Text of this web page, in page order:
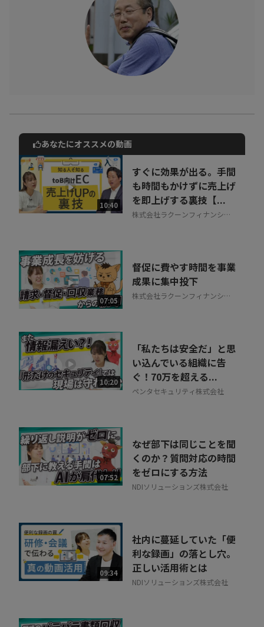
動画でご紹介しているサービスについて
お気軽にご相談・ご質問いただけます！
30秒でお申し込み可能
相談を希望する 無料
あなたにオススメの動画
10:40
すぐに効果が出る。手間
も時間もかけずに売上げ
を即上げする裏技【...
株式会社ラクーンフィナンシャ
07:05
督促に費やす時間を事業
成果に集中投下
株式会社ラクーンフィナンシャ
10:20
「私たちは安全だ」と思
い込んでいる組織に告
ぐ！70万を超える...
ペンタセキュリティ株式会社
07:52
なぜ部下は同じことを聞
くのか？質問対応の時間
をゼロにする方法
NDIソリューションズ株式会社
09:34
社内に蔓延していた「便
利な録画」の落とし穴。
正しい活用術とは
NDIソリューションズ株式会社